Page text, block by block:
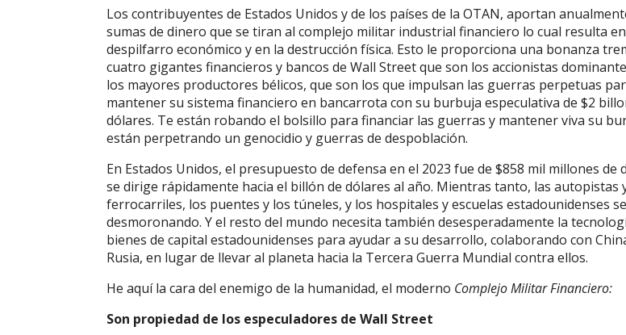
Los contribuyentes de Estados Unidos y de los países de la OTAN, aportan
sumas de dinero que se tiran al complejo militar industrial financiero lo cual resulta
despilfarro económico y en la destrucción física. Esto le proporciona una bonanza
cuatro gigantes financieros y bancos de Wall Street que son los accionistas
los mayores productores bélicos, que son los que impulsan las guerras perpetuas
mantener su sistema financiero en bancarrota con su burbuja especulativa de $2
dólares. Te están robando el bolsillo para financiar las guerras y mantener viva su
están perpetrando un genocidio y guerras de despoblación.
En Estados Unidos, el presupuesto de defensa en el 2023 fue de $858 mil millones de
se dirige rápidamente hacia el billón de dólares al año. Mientras tanto, las autopistas
ferrocarriles, los puentes y los túneles, y los hospitales y escuelas estadounidenses
desmoronando. Y el resto del mundo necesita también desesperadamente la
bienes de capital estadounidenses para ayudar a su desarrollo, colaborando con
Rusia, en lugar de llevar al planeta hacia la Tercera Guerra Mundial contra ellos.
He aquí la cara del enemigo de la humanidad, el moderno Complejo Militar Financiero:
Son propiedad de los especuladores de Wall Street